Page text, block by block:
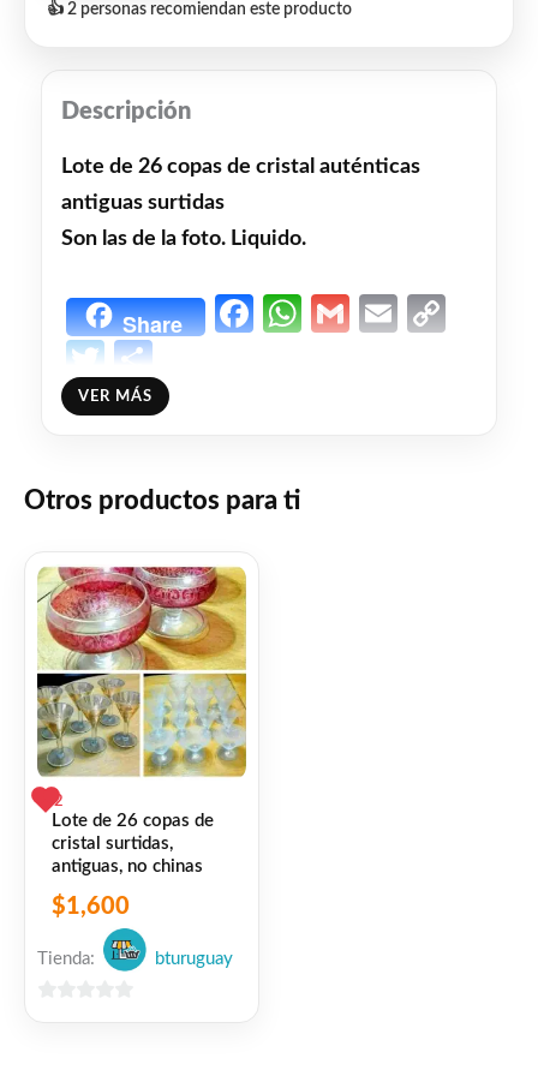
👍 2 personas recomiendan este producto
Descripción
Lote de 26 copas de cristal auténticas
antiguas surtidas
Son las de la foto. Liquido.
Share Facebook
WhatsApp
Gmail
Email
Twitter
VER MÁS
Otros productos para ti
2
Lote de 26 copas de
cristal surtidas,
antiguas, no chinas
$1,600
Tienda: bturuguay